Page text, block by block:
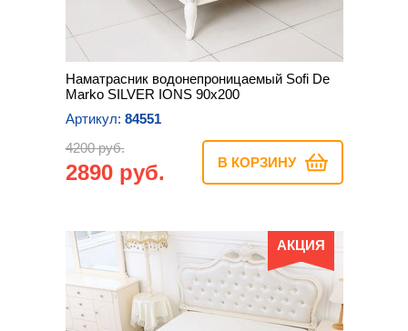
Наматрасник водонепроницаемый Sofi De
Marko SILVER IONS 90х200
Артикул: 84551
4200 руб.
2890 руб. В КОРЗИНУ
АКЦИЯ